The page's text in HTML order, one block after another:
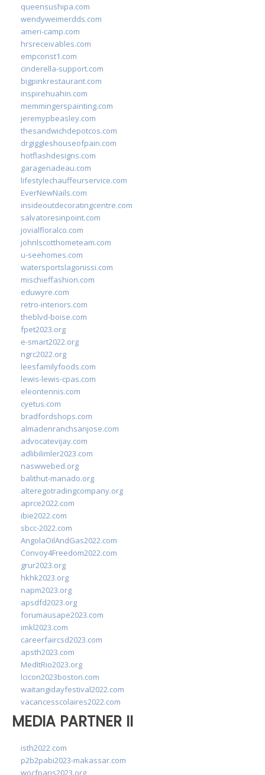
queensushipa.com
wendyweimerdds.com
ameri-camp.com
hrsreceivables.com
empconst1.com
cinderella-support.com
bigpinkrestaurant.com
inspirehuahin.com
memmingerspainting.com
jeremypbeasley.com
thesandwichdepotcos.com
drgiggleshouseofpain.com
hotflashdesigns.com
garagenadeau.com
lifestylechauffeurservice.com
EverNewNails.com
insideoutdecoratingcentre.com
salvatoresinpoint.com
jovialfloralco.com
johnlscotthometeam.com
u-seehomes.com
watersportslagonissi.com
mischieffashion.com
eduwyre.com
retro-interiors.com
theblvd-boise.com
fpet2023.org
e-smart2022.org
ngrc2022.org
leesfamilyfoods.com
lewis-lewis-cpas.com
eleontennis.com
cyetus.com
bradfordshops.com
almadenranchsanjose.com
advocatevijay.com
adlibilimler2023.com
naswwebed.org
balithut-manado.org
alteregotradingcompany.org
aprce2022.com
ibie2022.com
sbcc-2022.com
AngolaOilAndGas2022.com
Convoy4Freedom2022.com
grur2023.org
hkhk2023.org
napm2023.org
apsdfd2023.org
forumausape2023.com
imkl2023.com
careerfaircsd2023.com
apsth2023.com
MedItRio2023.org
lcicon2023boston.com
waitangidayfestival2022.com
vacancesscolaires2022.com
MEDIA PARTNER II
isth2022.com
p2b2pabi2023-makassar.com
wocfparis2023.org